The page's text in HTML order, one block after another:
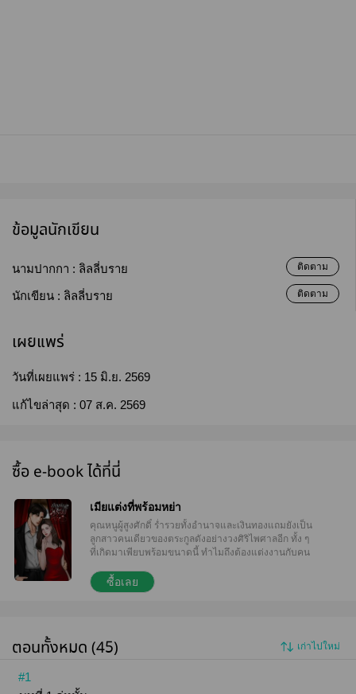
ข้อมูลนักเขียน
นามปากกา : ลิลลี่บราย ติดตาม
นักเขียน : ลิลลี่บราย ติดตาม
เผยแพร่
วันที่เผยแพร่ : 15 มิ.ย. 2569
แก้ไขล่าสุด : 07 ส.ค. 2569
ซื้อ e-book ได้ที่นี่
เมียแต่งที่พร้อมหย่า
คุณหนูผู้สูงศักดิ์ ร่ำรวยทั้งอำนาจและเงินทองแถมยังเป็น
ลูกสาวคนเดียวของตระกูลดังอย่างวงศิริไพศาลอีก ทั้ง ๆ
ที่เกิดมาเพียบพร้อมขนาดนี้ ทำไมถึงต้องแต่งงานกับคน
แต่จะให้แต่งกับคนที่เธอเกลียดเข้าไส้เนี่ยนะ?...แต่ไม่
เป็นไร ขอแค่ทน ๆ ไปจนถึงวันหย่าก็พอ "จะไม่จัดงาน
มาปากมาก! ฉันแค่ไม่อยากเข้าพิธีให้ยุ่งยาก เธอเองก็คง
ซื้อเลย
ตอนทั้งหมด (45) เก่าไปใหม่
#1